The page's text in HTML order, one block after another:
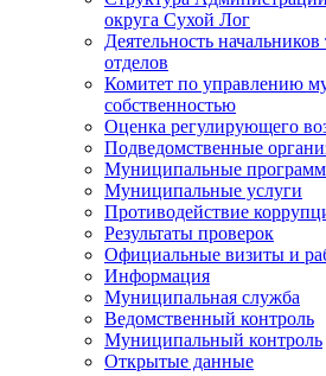
округа Сухой Лог
Деятельность
отделов
Комитет по управлению
собственностью
Оценка регулирующего
Подведомственные
Муниципальные
Муниципальные услуги
Противодействие
Результаты проверок
Официальные визиты и
Информация
Муниципальная служба
Ведомственный контроль
Муниципальный контроль
Открытые данные